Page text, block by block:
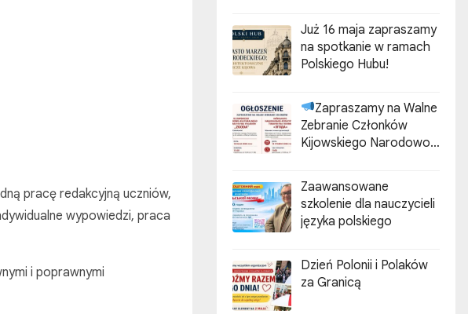
pracę redakcyjną uczniów,
wypowiedzi, praca
i poprawnymi
Już 16 maja zapraszamy
na spotkanie w ramach
Polskiego Hubu!
Zapraszamy na Walne
Zebranie Członków
Kijowskiego Narodowo-
Stowarzyszenia Polaków
„ZGODA”
Zaawansowane
szkolenie dla nauczycieli
języka polskiego
Dzień Polonii i Polaków
za Granicą